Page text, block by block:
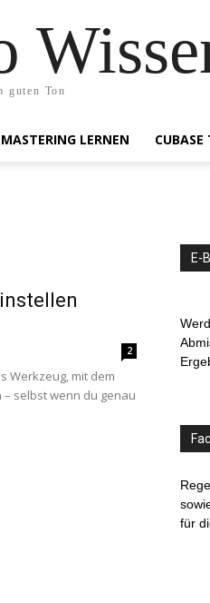
guten Ton
MASTERING LERNEN
2
Werkzeug, mit dem
selbst wenn du genau
E-
für